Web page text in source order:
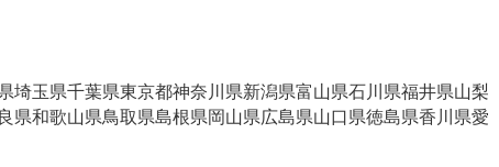
埼玉県千葉県東京都神奈川県新潟県富山県石川県福井県山梨
県和歌山県鳥取県島根県岡山県広島県山口県徳島県香川県愛